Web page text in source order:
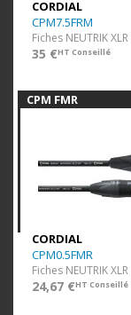
CORDIAL
CPM7.5FRM
35 €HT Conseillé
CPM FMR
CORDIAL
CPM0.5FMR
24,67 €HT Conseillé